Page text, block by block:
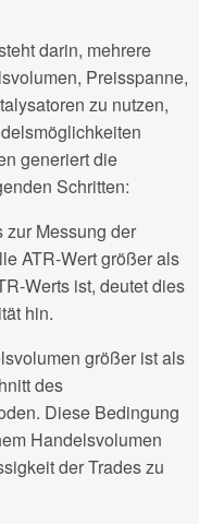
darin, mehrere
Preisspanne,
zu nutzen,
generiert die
Schritten:
zur Messung der
ATR-Wert größer als
Werts ist, deutet dies
hin.
größer ist als
des
Diese Bedingung
Handelsvolumen
der Trades zu